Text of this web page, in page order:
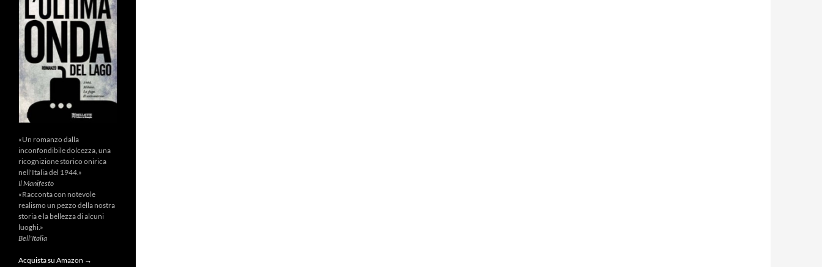
«Un romanzo dalla
inconfondibile dolcezza, una
ricognizione storico onirica
nell'Italia del 1944.»
Il Manifesto
«Racconta con notevole
realismo un pezzo della nostra
storia e la bellezza di alcuni
luoghi.»
Bell'Italia
Acquista su Amazon →